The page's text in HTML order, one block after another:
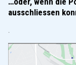
ausschliessen
.